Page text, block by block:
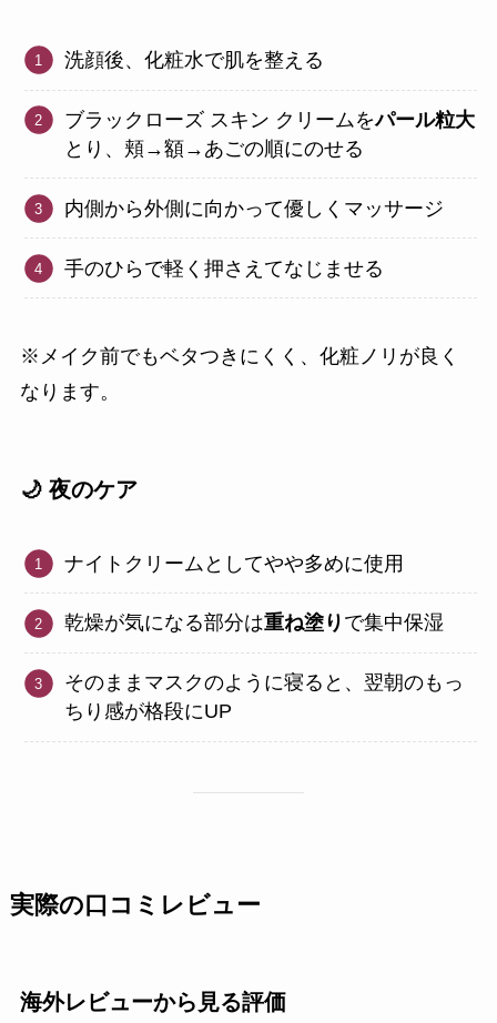
洗顔後、化粧水で肌を整える
ブラックローズ スキン クリームをパール粒大
とり、頬→額→あごの順にのせる
内側から外側に向かって優しくマッサージ
手のひらで軽く押さえてなじませる
※メイク前でもベタつきにくく、化粧ノリが良く
なります。
🌙 夜のケア
ナイトクリームとしてやや多めに使用
乾燥が気になる部分は重ね塗り で集中保湿
そのままマスクのように寝ると、翌朝のもっ
ちり感が格段にUP
実際の口コミレビュー
海外レビューから見る評価